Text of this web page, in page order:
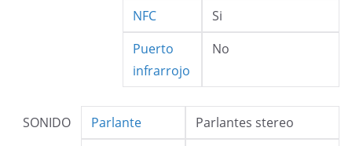
NFC
Si
Puerto
infrarrojo
No
SONIDO Parlante
Parlantes stereo